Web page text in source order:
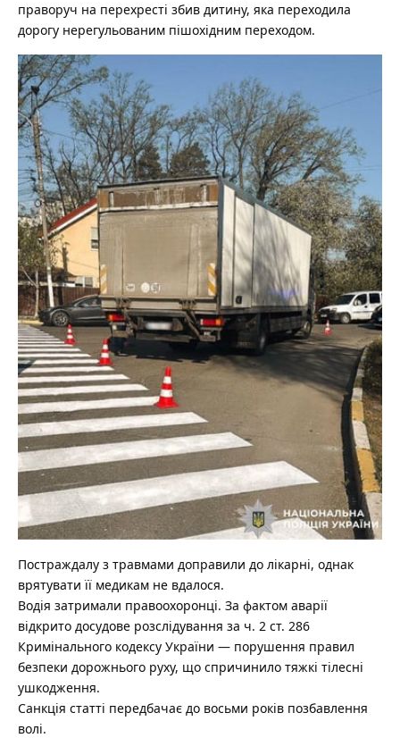
праворуч на перехресті збив дитину, яка переходила
дорогу нерегульованим пішохідним переходом.
Постраждалу з травмами доправили до лікарні, однак
врятувати її медикам не вдалося.
Водія затримали правоохоронці. За фактом аварії
відкрито досудове розслідування за ч. 2 ст. 286
Кримінального кодексу України — порушення правил
безпеки дорожнього руху, що спричинило тяжкі тілесні
ушкодження.
Санкція статті передбачає до восьми років позбавлення
волі.